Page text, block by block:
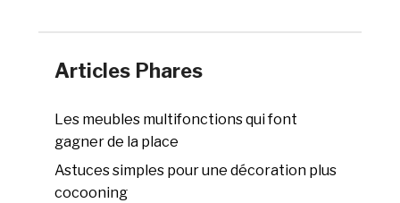
Articles Phares
Les meubles multifonctions qui font
gagner de la place
Astuces simples pour une décoration plus
cocooning